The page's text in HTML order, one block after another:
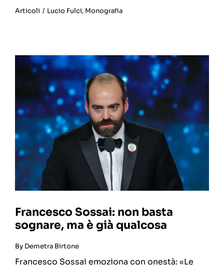
Articoli / Lucio Fulci, Monografia
Francesco Sossai: non basta
sognare, ma è già qualcosa
By Demetra Birtone
Francesco Sossai emoziona con onestà: «Le